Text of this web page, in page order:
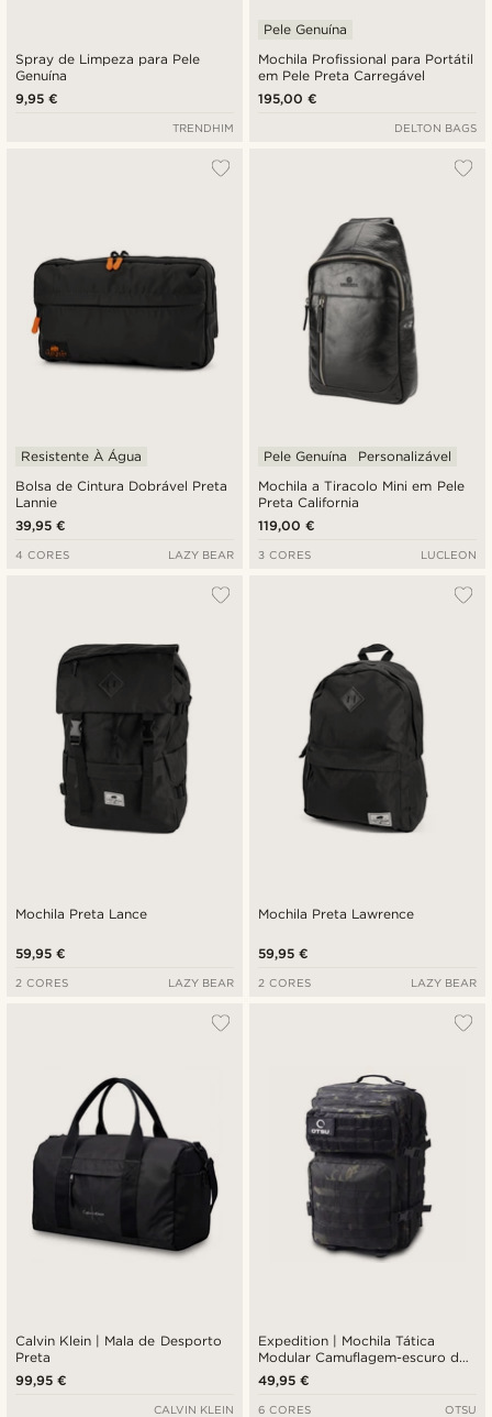
Spray de Limpeza para Pele
Genuína
9,95 €
TRENDHIM
Mochila Profissional para Portátil
em Pele Preta Carregável
Pele Genuína
195,00 €
DELTON BAGS
Bolsa de Cintura Dobrável Preta
Lannie
Resistente À Água
39,95 €
4 CORES LAZY BEAR
Mochila a Tiracolo Mini em Pele
Preta California
Pele Genuína Personalizável
119,00 €
3 CORES LUCLEON
Mochila Preta Lance
59,95 €
2 CORES LAZY BEAR
Mochila Preta Lawrence
59,95 €
2 CORES LAZY BEAR
Calvin Klein | Mala de Desporto
Preta
99,95 €
CALVIN KLEIN
Expedition | Mochila Tática
Modular Camuflagem-escuro de
40L com Painel de Distintivos
49,95 €
6 CORES OTSU